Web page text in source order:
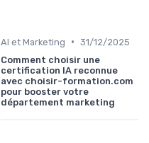
AI et Marketing • 31/12/2025
Comment choisir une
certification IA reconnue
avec choisir-formation.com
pour booster votre
département marketing